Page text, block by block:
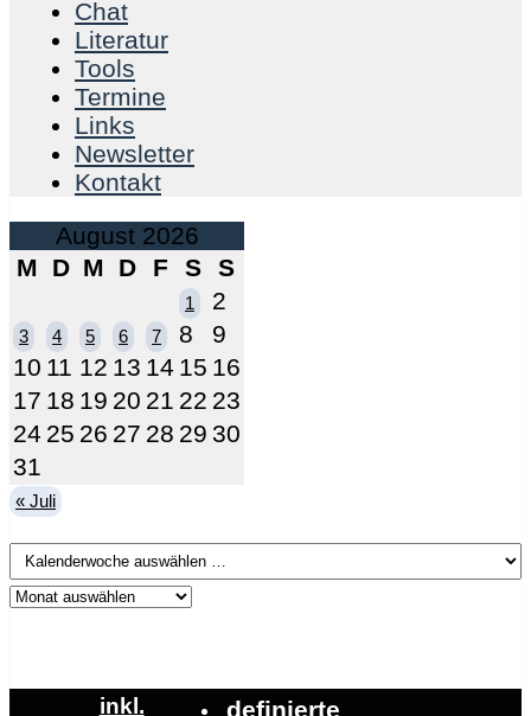
Chat
Literatur
Tools
Termine
Links
Newsletter
Kontakt
August 2026
M
D M D F S S
1 2
3 4 5 6 7 8
9
10 11 12 13 14 15 16
17 18 19 20 21 22 23
24 25 26 27 28 29 30
31
« Juli
inkl.
definierte